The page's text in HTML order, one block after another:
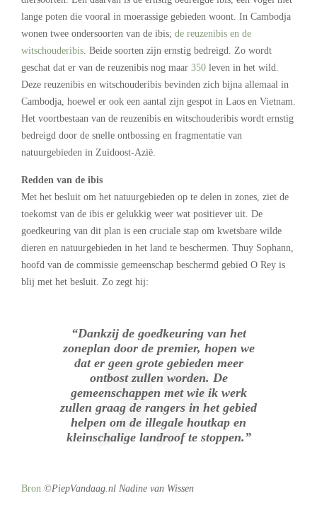
lange poten die vooral in moerassige gebieden woont. In Cambodja
wonen twee ondersoorten van de ibis; de reuzenibis en de
witschouderibis . Beide soorten zijn ernstig bedreigd. Zo wordt
geschat dat er van de reuzenibis nog maar 350 leven in het wild.
Deze reuzenibis en witschouderibis bevinden zich bijna allemaal in
Cambodja, hoewel er ook een aantal zijn gespot in Laos en Vietnam.
Het voortbestaan van de reuzenibis en witschouderibis wordt ernstig
bedreigd door de snelle ontbossing en fragmentatie van
natuurgebieden in Zuidoost-Azië.
Redden van de ibis
Met het besluit om het natuurgebieden op te delen in zones, ziet de
toekomst van de ibis er gelukkig weer wat positiever uit. De
goedkeuring van dit plan is een cruciale stap om kwetsbare wilde
dieren en natuurgebieden in het land te beschermen. Thuy Sophann,
hoofd van de commissie gemeenschap beschermd gebied O Rey is
blij met het besluit. Zo zegt hij:
“Dankzij de goedkeuring van het
zoneplan door de premier, hopen we
dat er geen grote gebieden meer
ontbost zullen worden. De
gemeenschappen met wie ik werk
zullen graag de rangers in het gebied
helpen om de illegale houtkap en
kleinschalige landroof te stoppen.”
Bron ©PiepVandaag.nl Nadine van Wissen